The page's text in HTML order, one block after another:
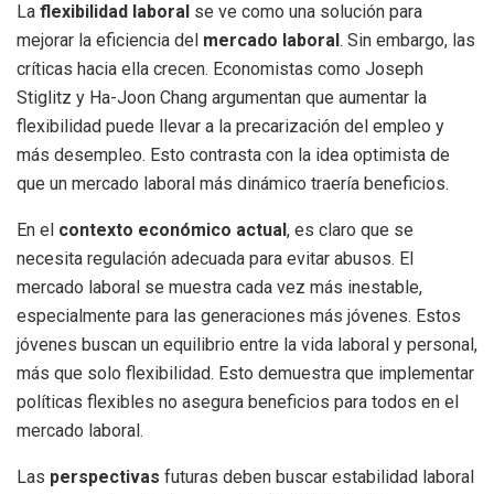
La flexibilidad laboral se ve como una solución para
mejorar la eficiencia del mercado laboral. Sin embargo, las
críticas hacia ella crecen. Economistas como Joseph
Stiglitz y Ha-Joon Chang argumentan que aumentar la
flexibilidad puede llevar a la precarización del empleo y
más desempleo. Esto contrasta con la idea optimista de
que un mercado laboral más dinámico traería beneficios.
En el contexto económico actual, es claro que se
necesita regulación adecuada para evitar abusos. El
mercado laboral se muestra cada vez más inestable,
especialmente para las generaciones más jóvenes. Estos
jóvenes buscan un equilibrio entre la vida laboral y personal,
más que solo flexibilidad. Esto demuestra que implementar
políticas flexibles no asegura beneficios para todos en el
mercado laboral.
Las perspectivas futuras deben buscar estabilidad laboral